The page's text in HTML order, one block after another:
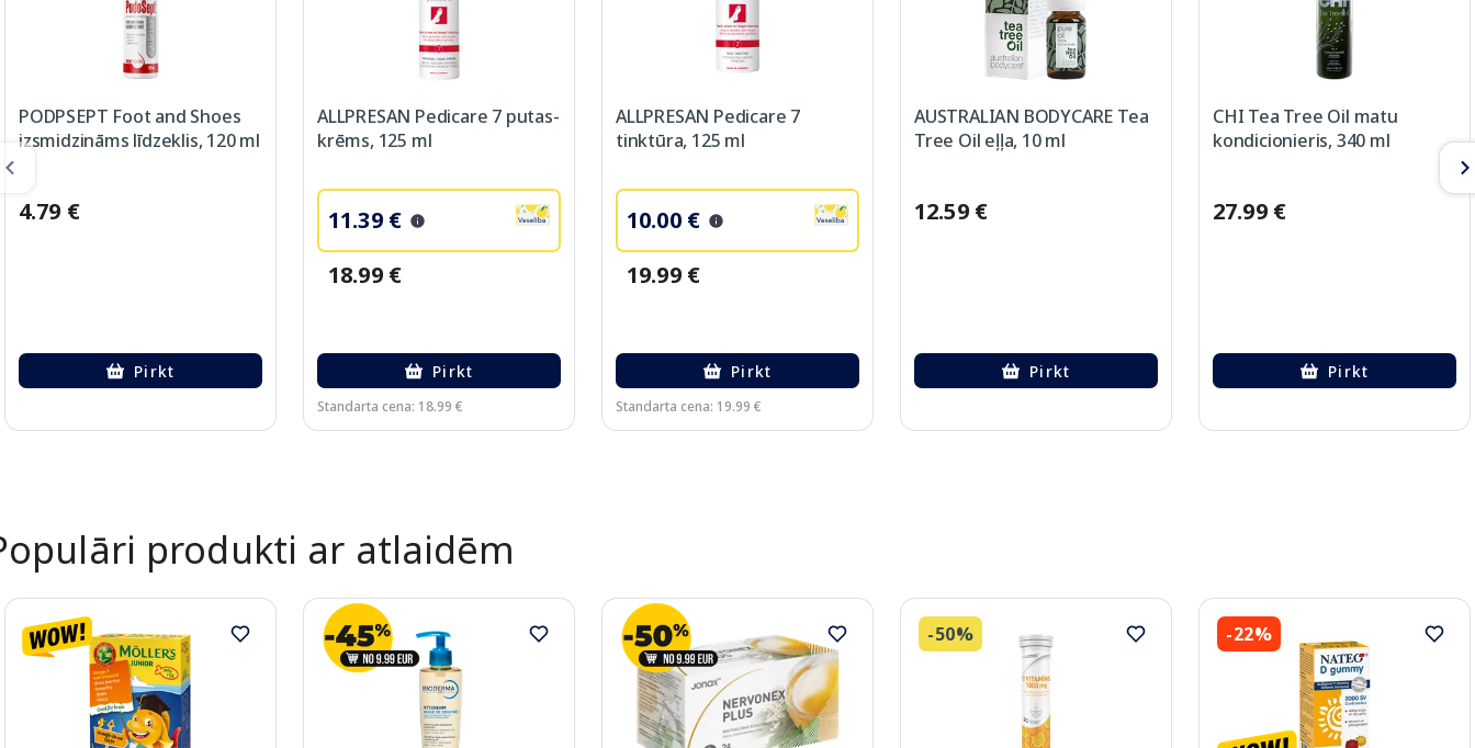
PODPSEPT Foot and Shoes
izsmidzināms līdzeklis, 120 ml
4.79 €
Pirkt
ALLPRESAN Pedicare 7 putas-
krēms, 125 ml
11.39 €
18.99 €
Pirkt
Standarta cena: 18.99 €
ALLPRESAN Pedicare 7
tinktūra, 125 ml
10.00 €
19.99 €
Pirkt
Standarta cena: 19.99 €
AUSTRALIAN BODYCARE Tea
Tree Oil eļļa, 10 ml
12.59 €
Pirkt
CHI Tea Tree Oil matu
kondicionieris, 340 ml
27.99 €
Pirkt
produkti ar atlaidēm
-50% -22%